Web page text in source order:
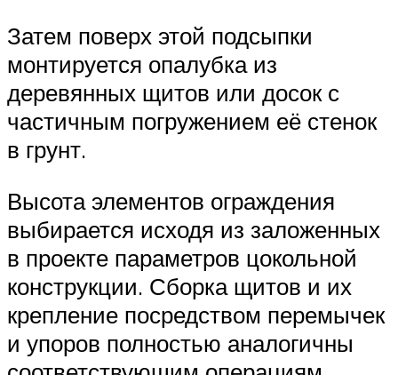
Затем поверх этой подсыпки
монтируется опалубка из
деревянных щитов или досок с
частичным погружением её стенок
в грунт.
Высота элементов ограждения
выбирается исходя из заложенных
в проекте параметров цокольной
конструкции. Сборка щитов и их
крепление посредством перемычек
и упоров полностью аналогичны